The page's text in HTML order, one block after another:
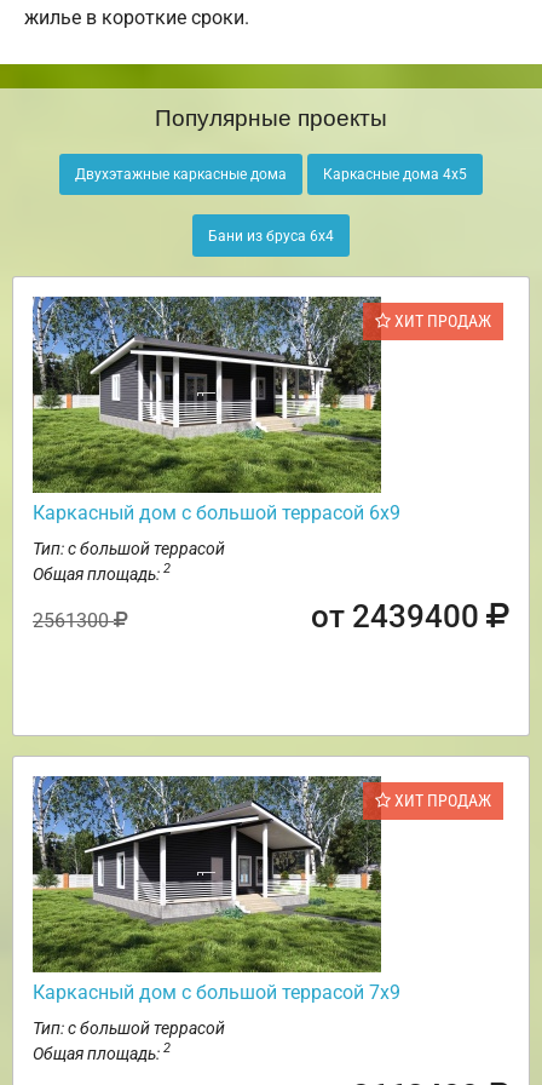
жилье в короткие сроки.
Популярные проекты
Двухэтажные каркасные дома Каркасные дома 4х5
Бани из бруса 6х4
ХИТ ПРОДАЖ
Каркасный дом с большой террасой 6х9
Тип: с большой террасой
Общая площадь: 2
2561300 от 2439400
ХИТ ПРОДАЖ
Каркасный дом с большой террасой 7х9
Тип: с большой террасой
Общая площадь: 2